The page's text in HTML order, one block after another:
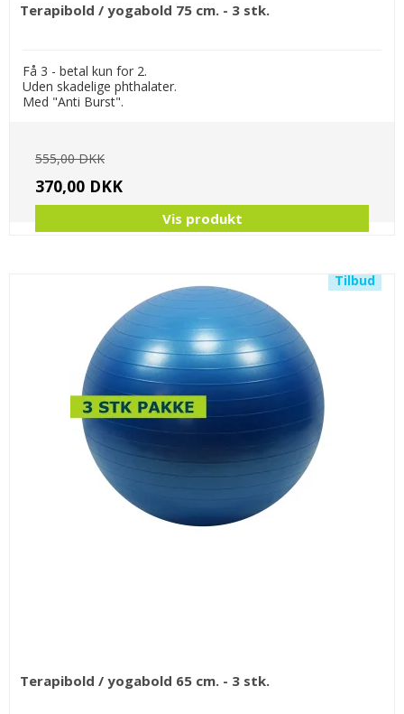
Terapibold / yogabold 75 cm. - 3 stk.
Få 3 - betal kun for 2.
Uden skadelige phthalater.
Med "Anti Burst".
555,00 DKK
370,00 DKK
Vis produkt
Tilbud
Terapibold / yogabold 65 cm. - 3 stk.